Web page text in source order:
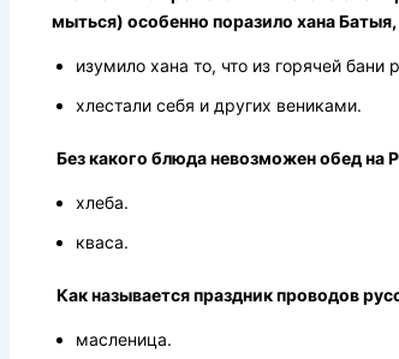
мыться) особенно поразило хана
изумило хана то, что из горячей
хлестали себя и других вениками.
Без какого блюда невозможен обед на
хлеба.
кваса.
Как называется праздник проводов
масленица.